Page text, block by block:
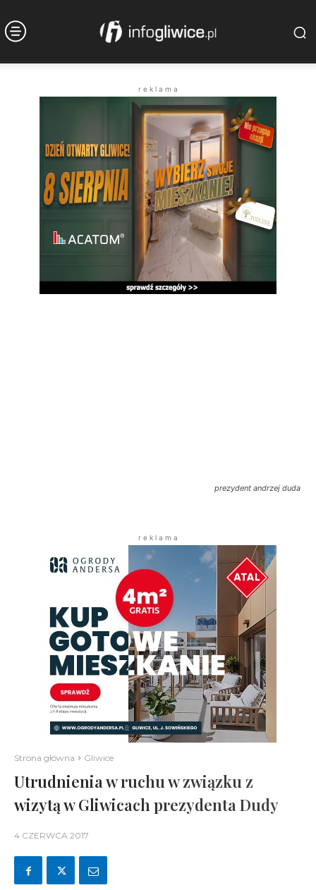
r e k l a m a
prezydent andrzej duda
r e k l a m a
Strona główna Gliwice
Utrudnienia w ruchu w związku z
wizytą w Gliwicach prezydenta Dudy
4 CZERWCA 2017